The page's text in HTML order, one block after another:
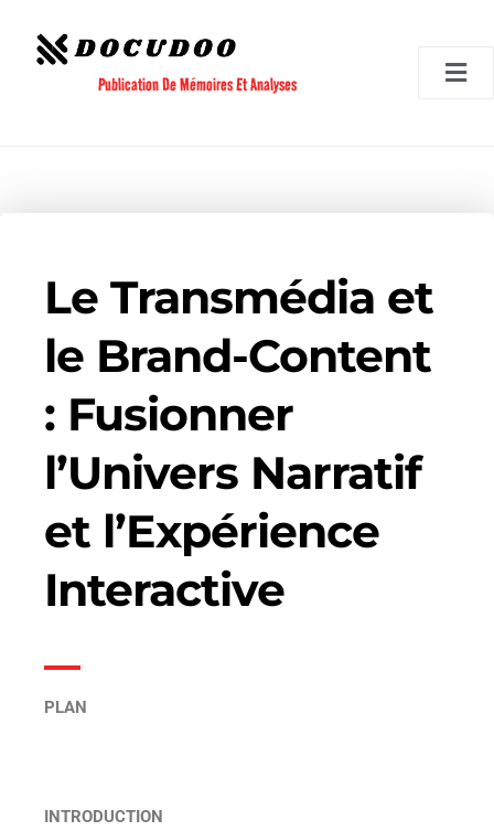
contenu
Publication De Mémoires Et Analyses
Le Transmédia et
le Brand-Content
: Fusionner
l’Univers Narratif
et l’Expérience
Interactive
PLAN
INTRODUCTION